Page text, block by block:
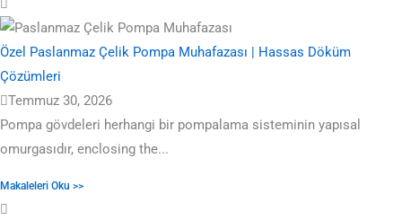
Özel Paslanmaz Çelik Pompa Muhafazası | Hassas Döküm
Çözümleri
Temmuz 30, 2026
Pompa gövdeleri herhangi bir pompalama sisteminin yapısal
omurgasıdır, enclosing the...
Makaleleri Oku >>